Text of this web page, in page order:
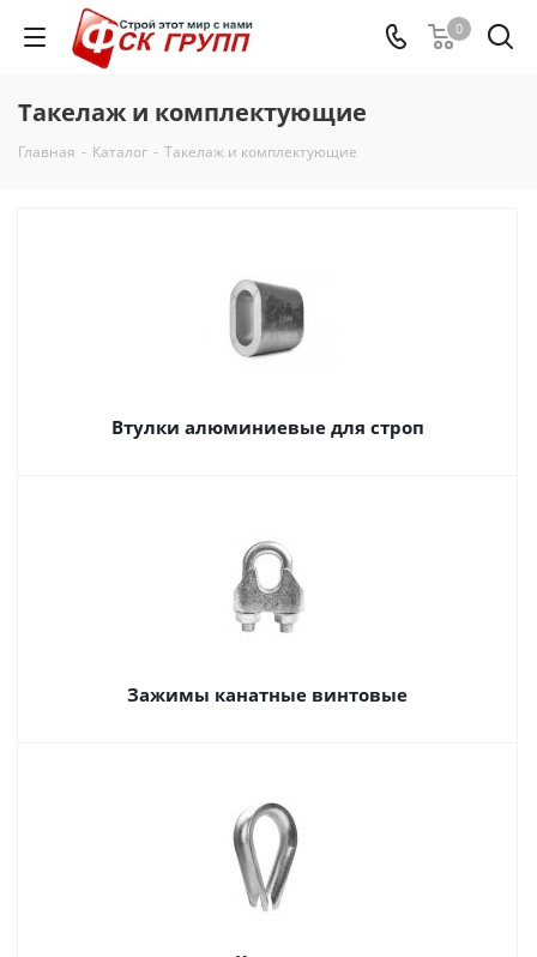
0
Такелаж и комплектующие
Главная - Каталог - Такелаж и комплектующие
Втулки алюминиевые для строп
Зажимы канатные винтовые